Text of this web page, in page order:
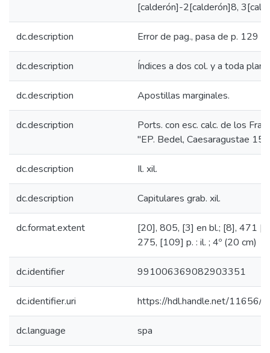
[calderón]-2[calderón]8,
dc.description Error de pag., pasa de p. 129 a
dc.description Índices a dos col. y a toda plana.
dc.description Apostillas marginales.
dc.description
Ports. con esc. calc. de los
"EP. Bedel, Caesaragustae
dc.description Il. xil.
dc.description Capitulares grab. xil.
dc.format.extent
[20], 805, [3] en bl.; [8], 471
275, [109] p. : il. ; 4º (20 cm)
dc.identifier 991006369082903351
dc.identifier.uri https://hdl.handle.net/11656/
dc.language spa